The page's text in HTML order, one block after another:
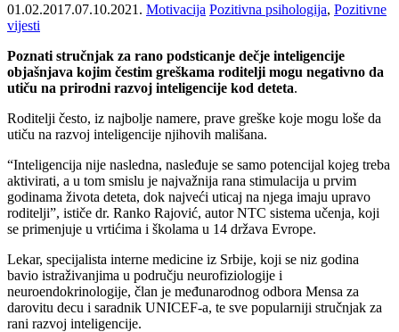
01.02.2017.07.10.2021. Motivacija Pozitivna psihologija, Pozitivne
vijesti
Poznati stručnjak za rano podsticanje dečje inteligencije
objašnjava kojim čestim greškama roditelji mogu negativno da
utiču na prirodni razvoj inteligencije kod deteta.
Roditelji često, iz najbolje namere, prave greške koje mogu loše da
utiču na razvoj inteligencije njihovih mališana.
“Inteligencija nije nasledna, nasleđuje se samo potencijal kojeg treba
aktivirati, a u tom smislu je najvažnija rana stimulacija u prvim
godinama života deteta, dok najveći uticaj na njega imaju upravo
roditelji”, ističe dr. Ranko Rajović, autor NTC sistema učenja, koji
se primenjuje u vrtićima i školama u 14 država Evrope.
Lekar, specijalista interne medicine iz Srbije, koji se niz godina
bavio istraživanjima u području neurofiziologije i
neuroendokrinologije, član je međunarodnog odbora Mensa za
darovitu decu i saradnik UNICEF-a, te sve popularniji stručnjak za
rani razvoj inteligencije.